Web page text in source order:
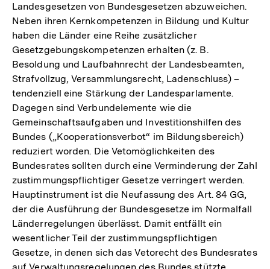
Landesgesetzen von Bundesgesetzen abzuweichen.
Neben ihren Kernkompetenzen in Bildung und Kultur
haben die Länder eine Reihe zusätzlicher
Gesetzgebungskompetenzen erhalten (z. B.
Besoldung und Laufbahnrecht der Landesbeamten,
Strafvollzug, Versammlungsrecht, Ladenschluss) –
tendenziell eine Stärkung der Landesparlamente.
Dagegen sind Verbundelemente wie die
Gemeinschaftsaufgaben und Investitionshilfen des
Bundes („Kooperationsverbot“ im Bildungsbereich)
reduziert worden. Die Vetomöglichkeiten des
Bundesrates sollten durch eine Verminderung der Zahl
zustimmungspflichtiger Gesetze verringert werden.
Hauptinstrument ist die Neufassung des Art. 84 GG,
der die Ausführung der Bundesgesetze im Normalfall
Länderregelungen überlässt. Damit entfällt ein
wesentlicher Teil der zustimmungspflichtigen
Gesetze, in denen sich das Vetorecht des Bundesrates